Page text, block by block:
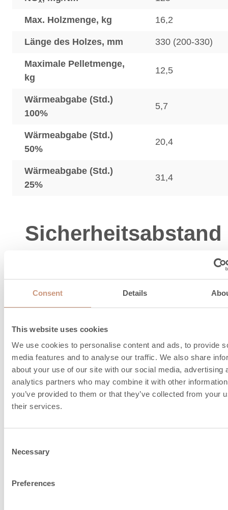
Consent Details
This website uses cookies
We use cookies to personalise content and ads, to provide
media features and to analyse our traffic. We also share
about your use of our site with our social media, advertising
analytics partners who may combine it with other
you’ve provided to them or that they’ve collected from your
their services.
Selection
Necessary
Preferences
Max. Holzmenge, kg 16,2
Länge des Holzes, mm 330 (200-330)
Maximale Pelletmenge,
kg
12,5
Wärmeabgabe (Std.)
100%
5,7
Wärmeabgabe (Std.)
50%
20,4
Wärmeabgabe (Std.)
25%
31,4
Sicherheitsabstand
100
Sicherheitsabstand
Sicherheitsabstand
Oben
250
Sicherheitsabstand
Vorn (dP), mm
1000
Informationen